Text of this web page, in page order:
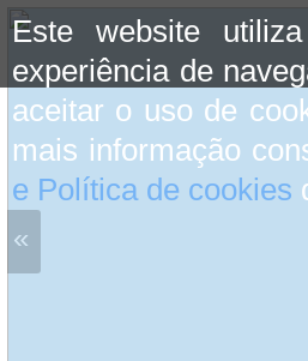
Este website
experiência de
aceitar o uso de
mais informação
e Política de cookies
«